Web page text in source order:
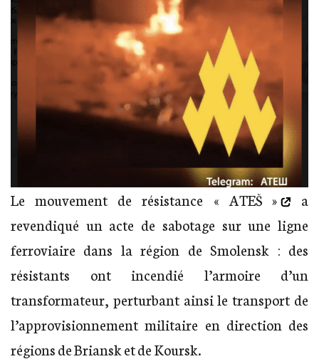
Le mouvement de résistance « ATEŠ »
a
revendiqué un acte de sabotage sur une ligne
ferroviaire dans la région de Smolensk : des
résistants ont incendié l’armoire d’un
transformateur, perturbant ainsi le transport de
l’approvisionnement militaire en direction des
régions de Briansk et de Koursk.